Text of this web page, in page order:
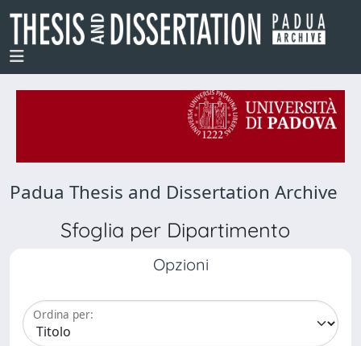
Padua Thesis and Dissertation Archive
Sfoglia per Dipartimento
Opzioni
Ordina per: